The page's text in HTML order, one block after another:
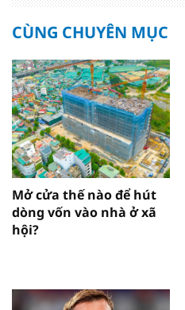
CÙNG CHUYÊN MỤC
Mở cửa thế nào để hút
dòng vốn vào nhà ở xã
hội?